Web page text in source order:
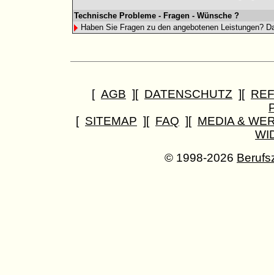
Technische Probleme - Fragen - Wünsche ?
Haben Sie Fragen zu den angebotenen Leistungen?
[ AGB ][ DATENSCHUTZ ][
[ SITEMAP ][ FAQ ][ MEDIA &
© 1998-2026